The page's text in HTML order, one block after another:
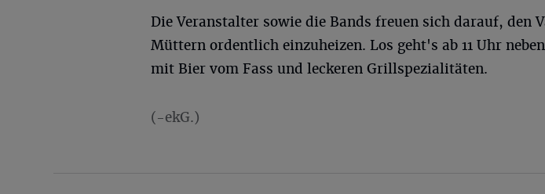
Die Veranstalter sowie die Bands freuen sich darauf, den
Müttern ordentlich einzuheizen. Los geht's ab 11 Uhr
mit Bier vom Fass und leckeren Grillspezialitäten.
(-ekG.)